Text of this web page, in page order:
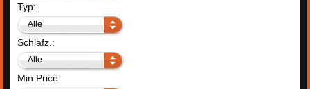
Typ:
Alle
Schlafz.:
Alle
Min Price: